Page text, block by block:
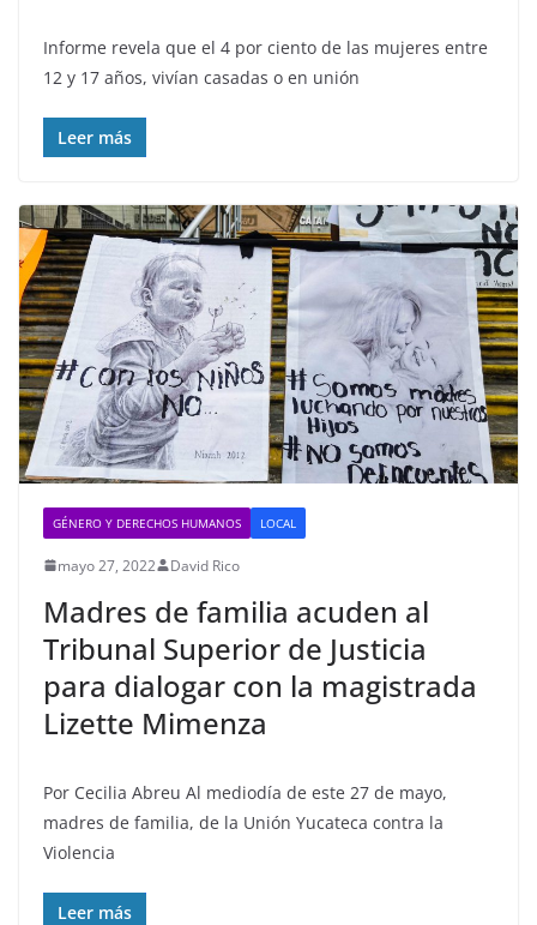
Informe revela que el 4 por ciento de las mujeres entre
12 y 17 años, vivían casadas o en unión
Leer más
GÉNERO Y DERECHOS HUMANOS LOCAL
mayo 27, 2022 David Rico
Madres de familia acuden al
Tribunal Superior de Justicia
para dialogar con la magistrada
Lizette Mimenza
Por Cecilia Abreu Al mediodía de este 27 de mayo,
madres de familia, de la Unión Yucateca contra la
Violencia
Leer más